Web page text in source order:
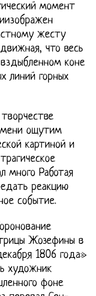
момент
жесту
что весь
коне
линий горных
ощутим
картиной и
много Работая
реакцию
событие.
Жозефины в
1806 года»
художник
фоне